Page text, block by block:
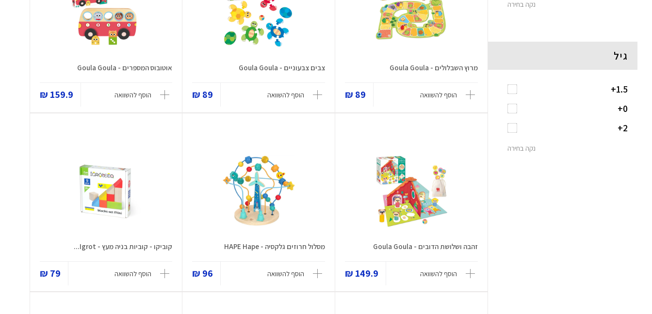
מרוץ השבלולים - Goula Goula
הוסף להשוואה 89 ₪
צבים צבעוניים - Goula Goula
הוסף להשוואה 89 ₪
אוטובוס המספרים - Goula Goula
הוסף להשוואה 159.9 ₪
זהבה ושלושת הדובים - Goula Goula
הוסף להשוואה 149.9 ₪
מסלול חרוזים גלקסיה - HAPE Hape
הוסף להשוואה 96 ₪
קוביקו - קוביות בניה מעץ - Igrot...
הוסף להשוואה 79 ₪
נקה בחירה
גיל
1.5+
0+
2+
נקה בחירה